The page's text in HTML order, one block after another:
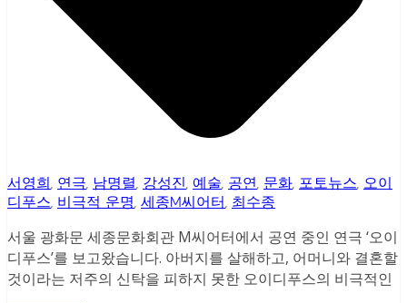
서영희, 연극, 남명렬, 강성진, 예술, 공연, 문화, 포토뉴스, 오이
디푸스, 비극적 운명, 세종M씨어터, 최수종
서울 광화문 세종문화회관 M씨어터에서 공연 중인 연극 ‘오이
디푸스’를 보고왔습니다. 아버지를 살해하고, 어머니와 결혼할
것이라는 저주의 신탁을 피하지 못한 오이디푸스의 비극적인